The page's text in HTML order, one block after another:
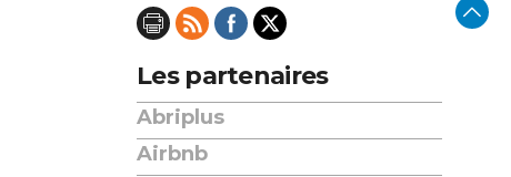
Les partenaires
Abriplus
Airbnb